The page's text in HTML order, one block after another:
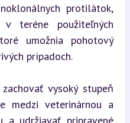
protilátok,
teréne použiteľných
umožnia pohotový
prípadoch.
vysoký stupeň
medzi veterinárnou a